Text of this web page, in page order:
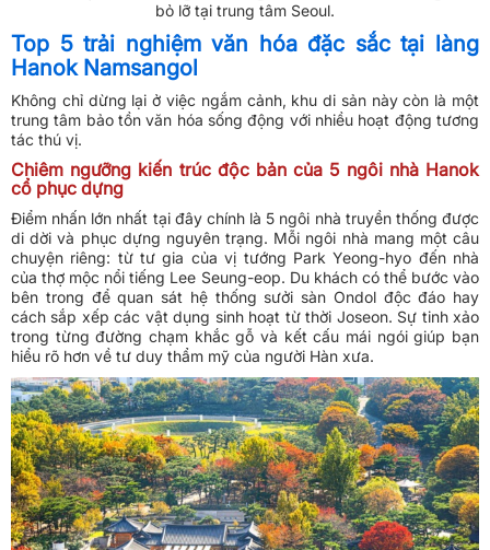
bỏ lỡ tại trung tâm Seoul.
Top 5 trải nghiệm văn hóa đặc sắc tại làng
Hanok Namsangol
Không chỉ dừng lại ở việc ngắm cảnh, khu di sản này còn là một
trung tâm bảo tồn văn hóa sống động với nhiều hoạt động tương
tác thú vị.
Chiêm ngưỡng kiến trúc độc bản của 5 ngôi nhà Hanok
cổ phục dựng
Điểm nhấn lớn nhất tại đây chính là 5 ngôi nhà truyền thống được
di dời và phục dựng nguyên trạng. Mỗi ngôi nhà mang một câu
chuyện riêng: từ tư gia của vị tướng Park Yeong-hyo đến nhà
của thợ mộc nổi tiếng Lee Seung-eop. Du khách có thể bước vào
bên trong để quan sát hệ thống sưởi sàn Ondol độc đáo hay
cách sắp xếp các vật dụng sinh hoạt từ thời Joseon. Sự tinh xảo
trong từng đường chạm khắc gỗ và kết cấu mái ngói giúp bạn
hiểu rõ hơn về tư duy thẩm mỹ của người Hàn xưa.